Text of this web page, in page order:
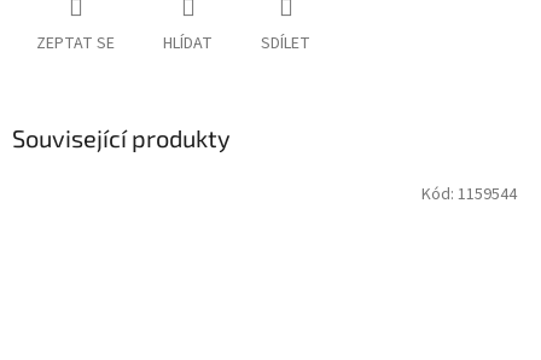
ZEPTAT SE HLÍDAT SDÍLET
Související produkty
Kód: 1159544